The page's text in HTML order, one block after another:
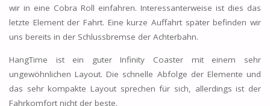
wir in eine Cobra Roll einfahren. Interessanterweise ist dies das
letzte Element der Fahrt. Eine kurze Auffahrt später befinden wir
uns bereits in der Schlussbremse der Achterbahn.
HangTime ist ein guter Infinity Coaster mit einem sehr
ungewöhnlichen Layout. Die schnelle Abfolge der Elemente und
das sehr kompakte Layout sprechen für sich, allerdings ist der
Fahrkomfort nicht der beste.